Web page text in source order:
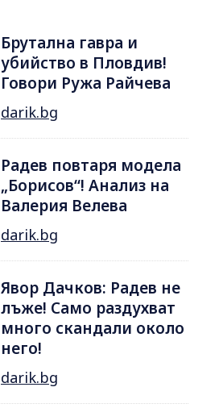
Брутална гавра и
убийство в Пловдив!
Говори Ружа Райчева
darik.bg
Радев повтаря модела
„Борисов“! Анализ на
Валерия Велева
darik.bg
Явор Дачков: Радев не
лъже! Само раздухват
много скандали около
него!
darik.bg